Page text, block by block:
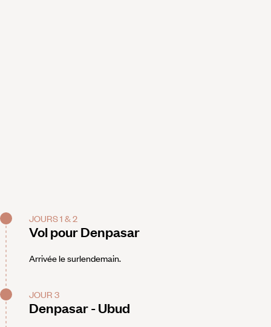
JOURS 1 & 2
Vol pour Denpasar
Arrivée le surlendemain.
JOUR 3
Denpasar - Ubud